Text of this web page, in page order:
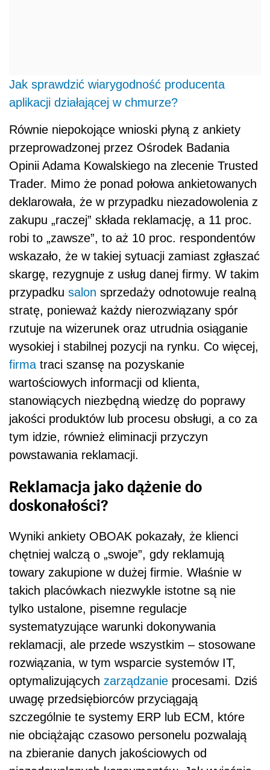
Jak sprawdzić wiarygodność producenta
aplikacji działającej w chmurze?
Równie niepokojące wnioski płyną z ankiety
przeprowadzonej przez Ośrodek Badania
Opinii Adama Kowalskiego na zlecenie Trusted
Trader. Mimo że ponad połowa ankietowanych
deklarowała, że w przypadku niezadowolenia z
zakupu „raczej” składa reklamację, a 11 proc.
robi to „zawsze”, to aż 10 proc. respondentów
wskazało, że w takiej sytuacji zamiast zgłaszać
skargę, rezygnuje z usług danej firmy. W takim
przypadku salon sprzedaży odnotowuje realną
stratę, ponieważ każdy nierozwiązany spór
rzutuje na wizerunek oraz utrudnia osiąganie
wysokiej i stabilnej pozycji na rynku. Co więcej,
firma traci szansę na pozyskanie
wartościowych informacji od klienta,
stanowiących niezbędną wiedzę do poprawy
jakości produktów lub procesu obsługi, a co za
tym idzie, również eliminacji przyczyn
powstawania reklamacji.
Reklamacja jako dążenie do
doskonałości?
Wyniki ankiety OBOAK pokazały, że klienci
chętniej walczą o „swoje”, gdy reklamują
towary zakupione w dużej firmie. Właśnie w
takich placówkach niezwykle istotne są nie
tylko ustalone, pisemne regulacje
systematyzujące warunki dokonywania
reklamacji, ale przede wszystkim – stosowane
rozwiązania, w tym wsparcie systemów IT,
optymalizujących zarządzanie procesami. Dziś
uwagę przedsiębiorców przyciągają
szczególnie te systemy ERP lub ECM, które
nie obciążając czasowo personelu pozwalają
na zbieranie danych jakościowych od